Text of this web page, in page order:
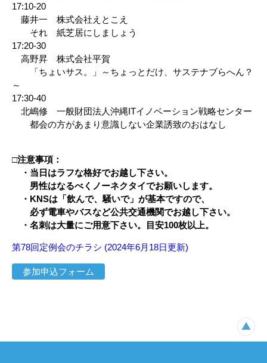
17:10-20
藤井一 株式会社えとこえ
それ 紙芝居にしましょう
17:20-30
高野昇 株式会社平賀
「ちょいサス。」～ちょっとだけ、サステナブらへん？
～
17:30-40
北嶋修 一般財団法人沖縄ITイノベーション戦略センター
都会の方があまり意識しない企業誘致のおはなし
□注意事項：
・当日はラフな格好でお越し下さい。
男性はなるべくノーネクタイでお願いします。
・KNSは「飲んで、騒いで」が基本ですので、
必ず電車やバスなど公共交通機関でお越し下さい。
・名刺は大量にご用意下さい。目安100枚以上。
第78回定例会のチラシ (2024年6月18日更新)
参加申込フォーム